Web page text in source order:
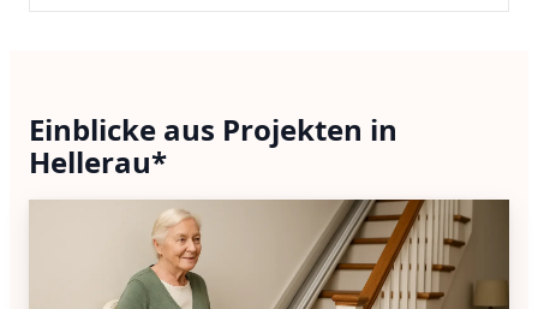
Einblicke aus Projekten in
Hellerau*